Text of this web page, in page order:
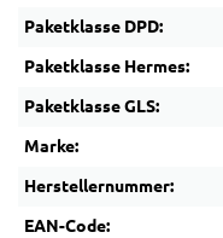
Paketklasse DPD:
Paketklasse Hermes:
Paketklasse GLS:
Marke:
Herstellernummer:
EAN-Code: